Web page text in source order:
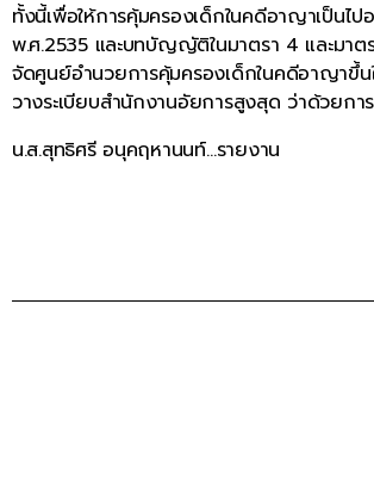
ทั้งนี้เพื่อให้การคุ้มครองเด็กในคดีอาญาเป็น
พ.ศ.2535 และบทบัญญัติในมาตรา 4 และมา
จัดศูนย์อำนวยการคุ้มครองเด็กในคดีอาญาขึ้น
วางระเบียบสำนักงานอัยการสูงสุด ว่าด้วยก
น.ส.สุทธิศรี อนุคฤหานนท์…รายงาน